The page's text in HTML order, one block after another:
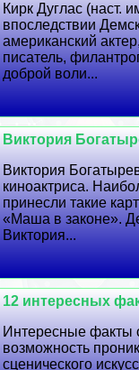
Кирк Дуглас (наст.
впоследствии
американский
писатель,
доброй воли...
Виктория
Виктория
киноактриса.
принесли такие
«Маша в законе».
Виктория...
12 интересных
Интересные факты
возможность
сценического